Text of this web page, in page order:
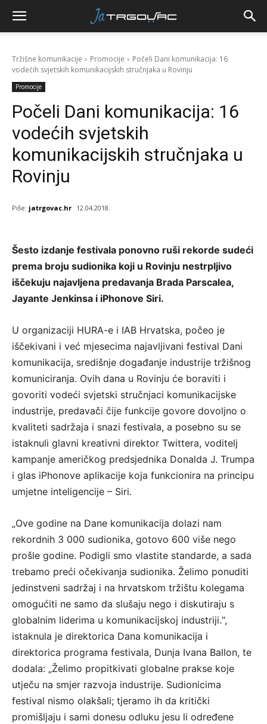
Tržišne komunikacije Promocije
Počeli Dani komunikacija: 16
vodećih svjetskih komunikacijskih stručnjaka u Rovinju
Promocije
Počeli Dani komunikacija: 16
vodećih svjetskih
komunikacijskih stručnjaka u
Rovinju
Piše: jatrgovac.hr 12.04.2018.
Šesto izdanje festivala ponovno ruši rekorde sudeći
prema broju sudionika koji u Rovinju nestrpljivo
iščekuju najavljena predavanja Brada Parscalea,
Jayante Jenkinsa i iPhonove Siri.
U organizaciji HURA-e i IAB Hrvatska, počeo je
iščekivani i već mjesecima najavljivani festival Dani
komunikacija, središnje događanje industrije tržišnog
komuniciranja. Ovih dana u Rovinju će boraviti i
govoriti vodeći svjetski stručnjaci komunikacijske
industrije, predavači čije funkcije govore dovoljno o
kvaliteti sadržaja i snazi festivala, a posebno su se
istaknuli glavni kreativni direktor Twittera, voditelj
kampanje američkog predsjednika Donalda J. Trumpa
i glas iPhonove aplikacije koja funkcionira na principu
umjetne inteligencije – Siri.
„Ove godine na Dane komunikacija dolazi nam
rekordnih 3 000 sudionika, gotovo 600 više nego
prošle godine. Podigli smo vlastite standarde, a sada
trebamo preći očekivanja sudionika. Želimo ponuditi
jedinstveni sadržaj i na hrvatskom tržištu kolegama
omogućiti ne samo da slušaju nego i diskutiraju s
globalnim liderima u komunikacijskoj industriji.“,
istaknula je direktorica Dana komunikacija i
direktorica programa festivala, Dunja Ivana Ballon, te
dodala: „Želimo propitkivati globalne prakse koje
utječu na smjer razvoja industrije. Sudionicima
festival nismo olakšali; tjeramo ih da kritički
promišljaju i sami donesu odluku jesu li određene